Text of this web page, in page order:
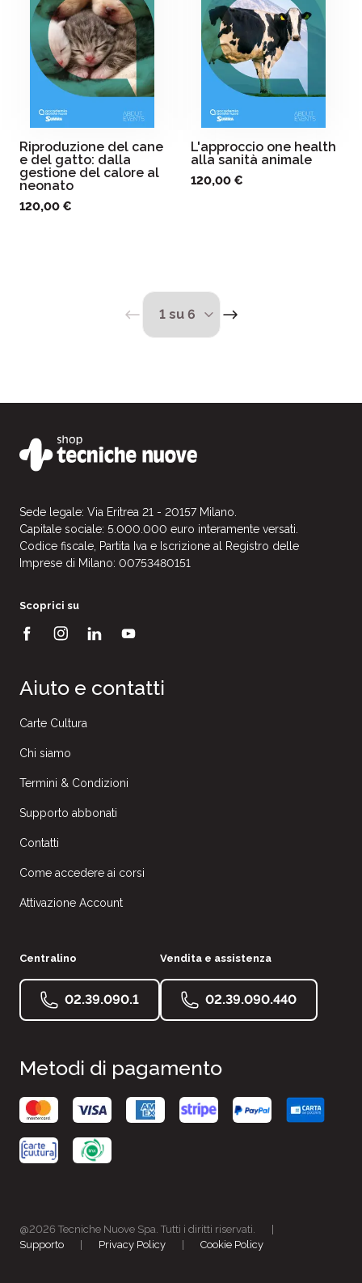
Riproduzione del cane
e del gatto: dalla
gestione del calore al
neonato
120,00 €
L'approccio one health
alla sanità animale
120,00 €
Sede legale: Via Eritrea 21 - 20157 Milano.
Capitale sociale: 5.000.000 euro interamente versati.
Codice fiscale, Partita Iva e Iscrizione al Registro delle
Imprese di Milano: 00753480151
Scoprici su
Aiuto e contatti
Carte Cultura
Chi siamo
Termini & Condizioni
Supporto abbonati
Contatti
Come accedere ai corsi
Attivazione Account
Centralino
02.39.090.1
Vendita e assistenza
02.39.090.440
Metodi di pagamento
@2026 Tecniche Nuove Spa. Tutti i diritti riservati.
Supporto
Privacy Policy Cookie Policy